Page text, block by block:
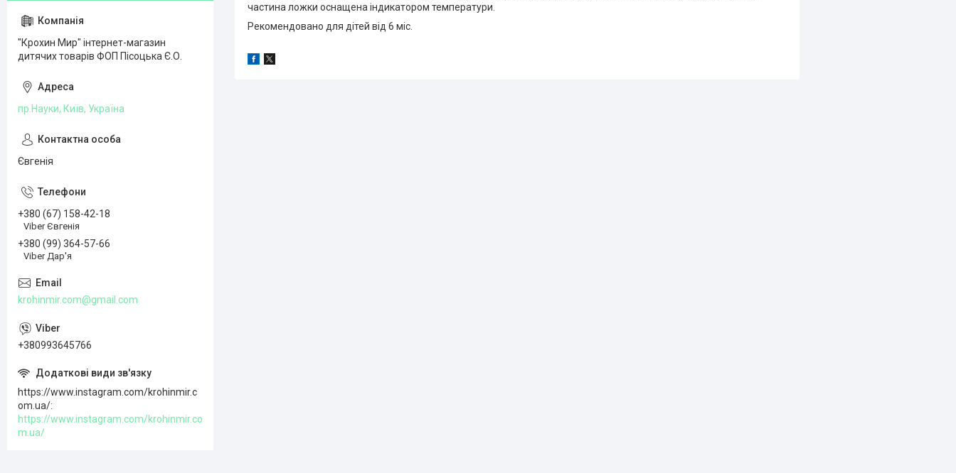
частина ложки оснащена індикатором температури.
Рекомендовано для дітей від 6 міс.
"Крохин Мир" інтернет-магазин
дитячих товарів ФОП Пісоцька Є.О.
пр.Науки, Київ, Україна
Євгенія
+380 (67) 158-42-18
Viber Євгенія
+380 (99) 364-57-66
Viber Дар'я
krohinmir.com@gmail.com
+380993645766
https://www.instagram.com/krohinmir.c
om.ua/
https://www.instagram.com/krohinmir.co
m.ua/